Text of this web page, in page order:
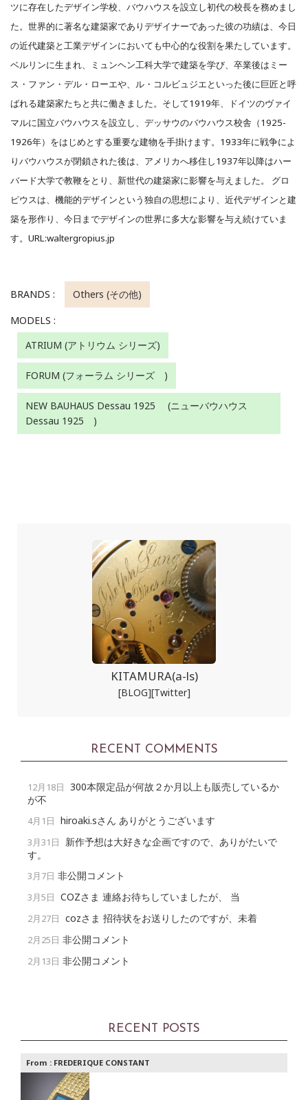
ツに存在したデザイン学校、バウハウスを設立し初代の校長を務めまし
た。世界的に著名な建築家でありデザイナーであった彼の功績は、今日
の近代建築と工業デザインにおいても中心的な役割を果たしています。
ベルリンに生まれ、ミュンヘン工科大学で建築を学び、卒業後はミー
ス・ファン・デル・ローエや、ル・コルビュジエといった後に巨匠と呼
ばれる建築家たちと共に働きました。そして1919年、ドイツのヴァイ
マルに国立バウハウスを設立し、デッサウのバウハウス校舎（1925-
1926年）をはじめとする重要な建物を手掛けます。1933年に戦争によ
りバウハウスが閉鎖された後は、アメリカへ移住し1937年以降はハー
バード大学で教鞭をとり、新世代の建築家に影響を与えました。 グロ
ピウスは、機能的デザインという独自の思想により、近代デザインと建
築を形作り、今日までデザインの世界に多大な影響を与え続けていま
す。URL:waltergropius.jp
BRANDS :
Others (その他)
MODELS :
ATRIUM (アトリウム シリーズ)
FORUM (フォーラム シリーズ )
NEW BAUHAUS Dessau 1925 (ニューバウハウス
Dessau 1925 )
KITAMURA(a-ls)
[BLOG][Twitter]
RECENT COMMENTS
12月18日 300本限定品が何故２か月以上も販売しているか
が不
4月1日 hiroaki.sさん ありがとうございます
3月31日
新作予想は大好きな企画ですので、ありがたいで
す。
3月7日 非公開コメント
3月5日 COZさま 連絡お待ちしていましたが、 当
2月27日 cozさま 招待状をお送りしたのですが、未着
2月25日 非公開コメント
2月13日 非公開コメント
RECENT POSTS
From : FREDERIQUE CONSTANT